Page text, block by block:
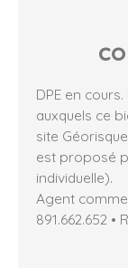
DPE en
auxquels ce
site
est proposé
individuelle).
Agent
891.662.652 •